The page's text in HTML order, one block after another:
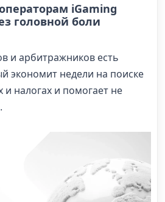
операторам iGaming
головной боли
и арбитражников есть
экономит недели на поиске
налогах и помогает не